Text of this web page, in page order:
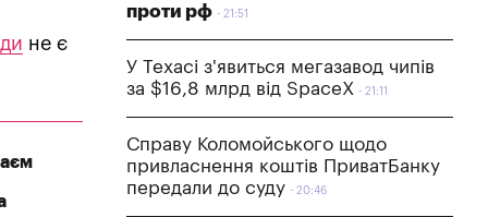
не є
проти рф
21:51
У Техасі з'явиться мегазавод чипів
за $16,8 млрд від SpaceX
21:11
Справу Коломойського щодо
привласнення коштів ПриватБанку
передали до суду
20:46